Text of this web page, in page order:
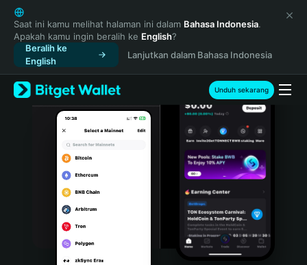
English
日本語
Tiếng Việt
Русский
Español (Latinoamérica)
Türkçe
Italiano
Português (Portugal)
Bahasa Indonesia
Saat ini kamu melihat halaman ini dalam Bahasa Indonesia.
Apakah kamu ingin beralih ke English?
Beralih ke
English
Lanjutkan dalam Bahasa Indonesia
Unduh sekarang